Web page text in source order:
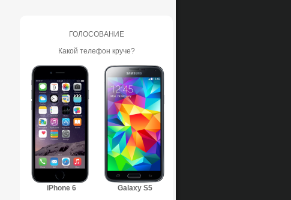
ГОЛОСОВАНИЕ
Какой телефон круче?
iPhone 6 Galaxy S5